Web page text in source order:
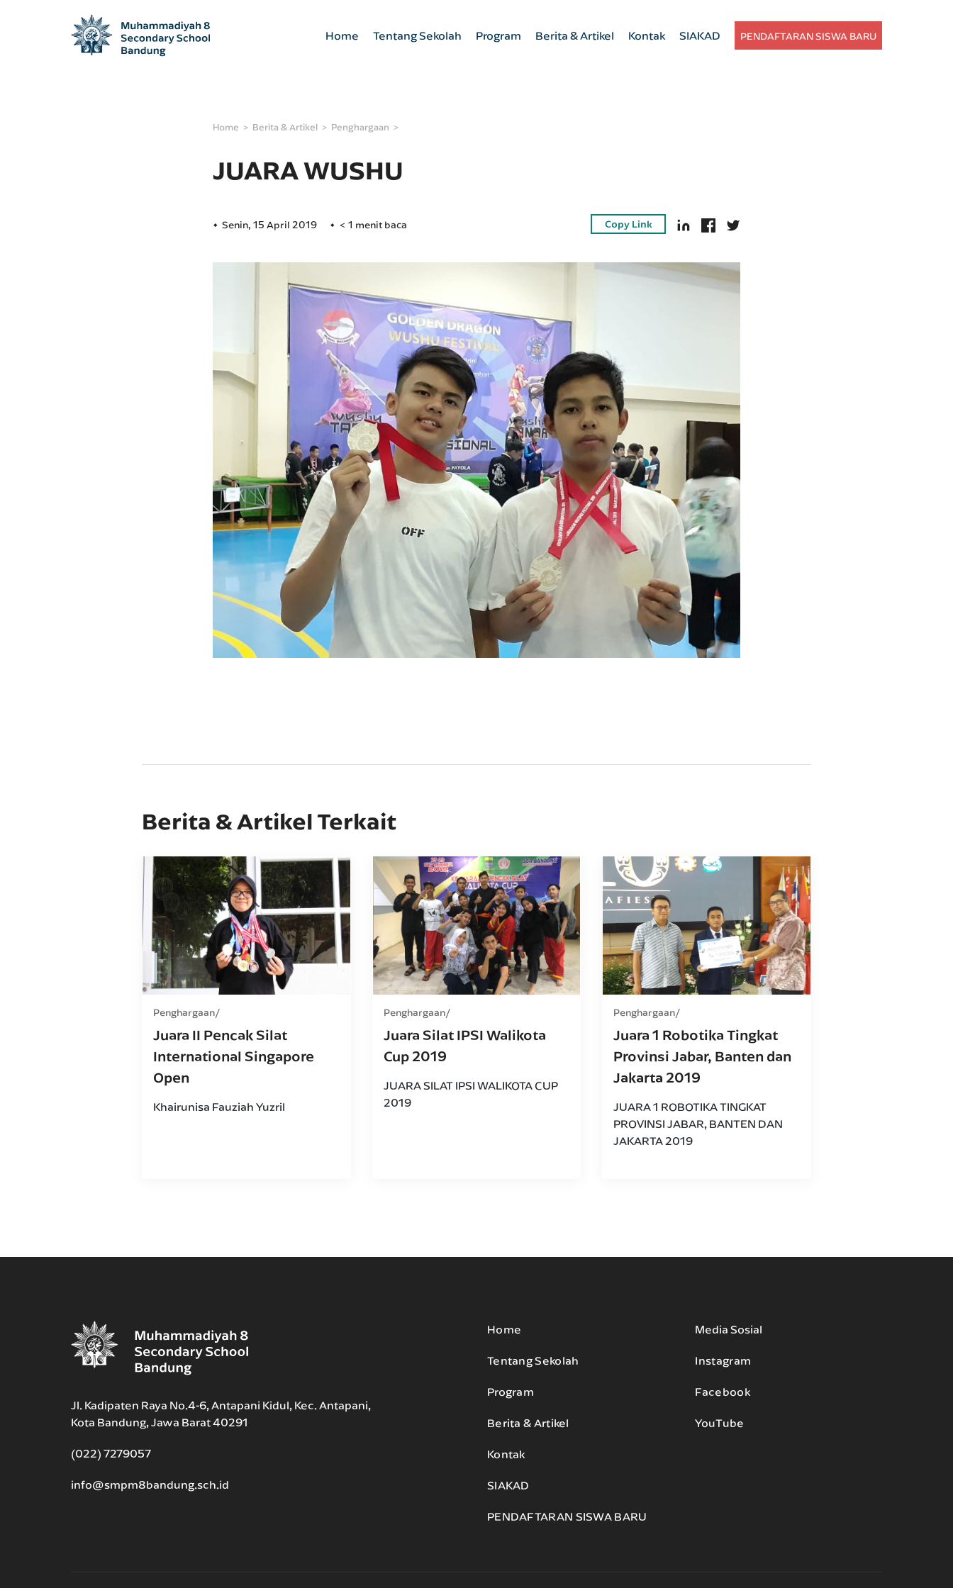
Home Tentang Sekolah Program Berita & Artikel Kontak SIAKAD PENDAFTARAN SISWA BARU
Home Berita & Artikel Penghargaan
JUARA WUSHU
Senin, 15 April 2019 < 1 menit baca Copy Link
Berita & Artikel Terkait
Penghargaan
Juara II Pencak Silat
International Singapore
Open
Khairunisa Fauziah Yuzril
Penghargaan
Juara Silat IPSI Walikota
Cup 2019
JUARA SILAT IPSI WALIKOTA CUP
2019
Penghargaan
Juara 1 Robotika Tingkat
Provinsi Jabar, Banten dan
Jakarta 2019
JUARA 1 ROBOTIKA TINGKAT
PROVINSI JABAR, BANTEN DAN
JAKARTA 2019
Jl. Kadipaten Raya No.4-6, Antapani Kidul, Kec. Antapani,
Kota Bandung, Jawa Barat 40291
(022) 7279057
info@smpm8bandung.sch.id
Home
Tentang Sekolah
Program
Berita & Artikel
Kontak
SIAKAD
PENDAFTARAN SISWA BARU
Media Sosial
Instagram
Facebook
YouTube